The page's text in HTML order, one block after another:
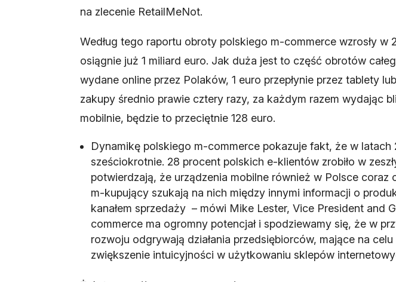
na zlecenie RetailMeNot.
Według tego raportu obroty polskiego m-commerce wzrosły
osiągnie już 1 miliard euro. Jak duża jest to część obrotów
wydane online przez Polaków, 1 euro przepłynie przez tablety
zakupy średnio prawie cztery razy, za każdym razem wydając
mobilnie, będzie to przeciętnie 128 euro.
Dynamikę polskiego m-commerce pokazuje fakt, że w
sześciokrotnie. 28 procent polskich e-klientów zrobiło w
potwierdzają, że urządzenia mobilne również w Polsce
m-kupujący szukają na nich między innymi informacji o
kanałem sprzedaży – mówi Mike Lester, Vice President and
commerce ma ogromny potencjał i spodziewamy się, że w
rozwoju odgrywają działania przedsiębiorców, mające na
zwiększenie intuicyjności w użytkowaniu sklepów